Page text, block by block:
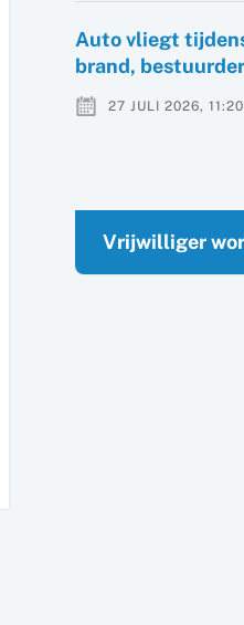
Auto vliegt
brand,
27 JULI 2026, 11:20
Vrijwilliger